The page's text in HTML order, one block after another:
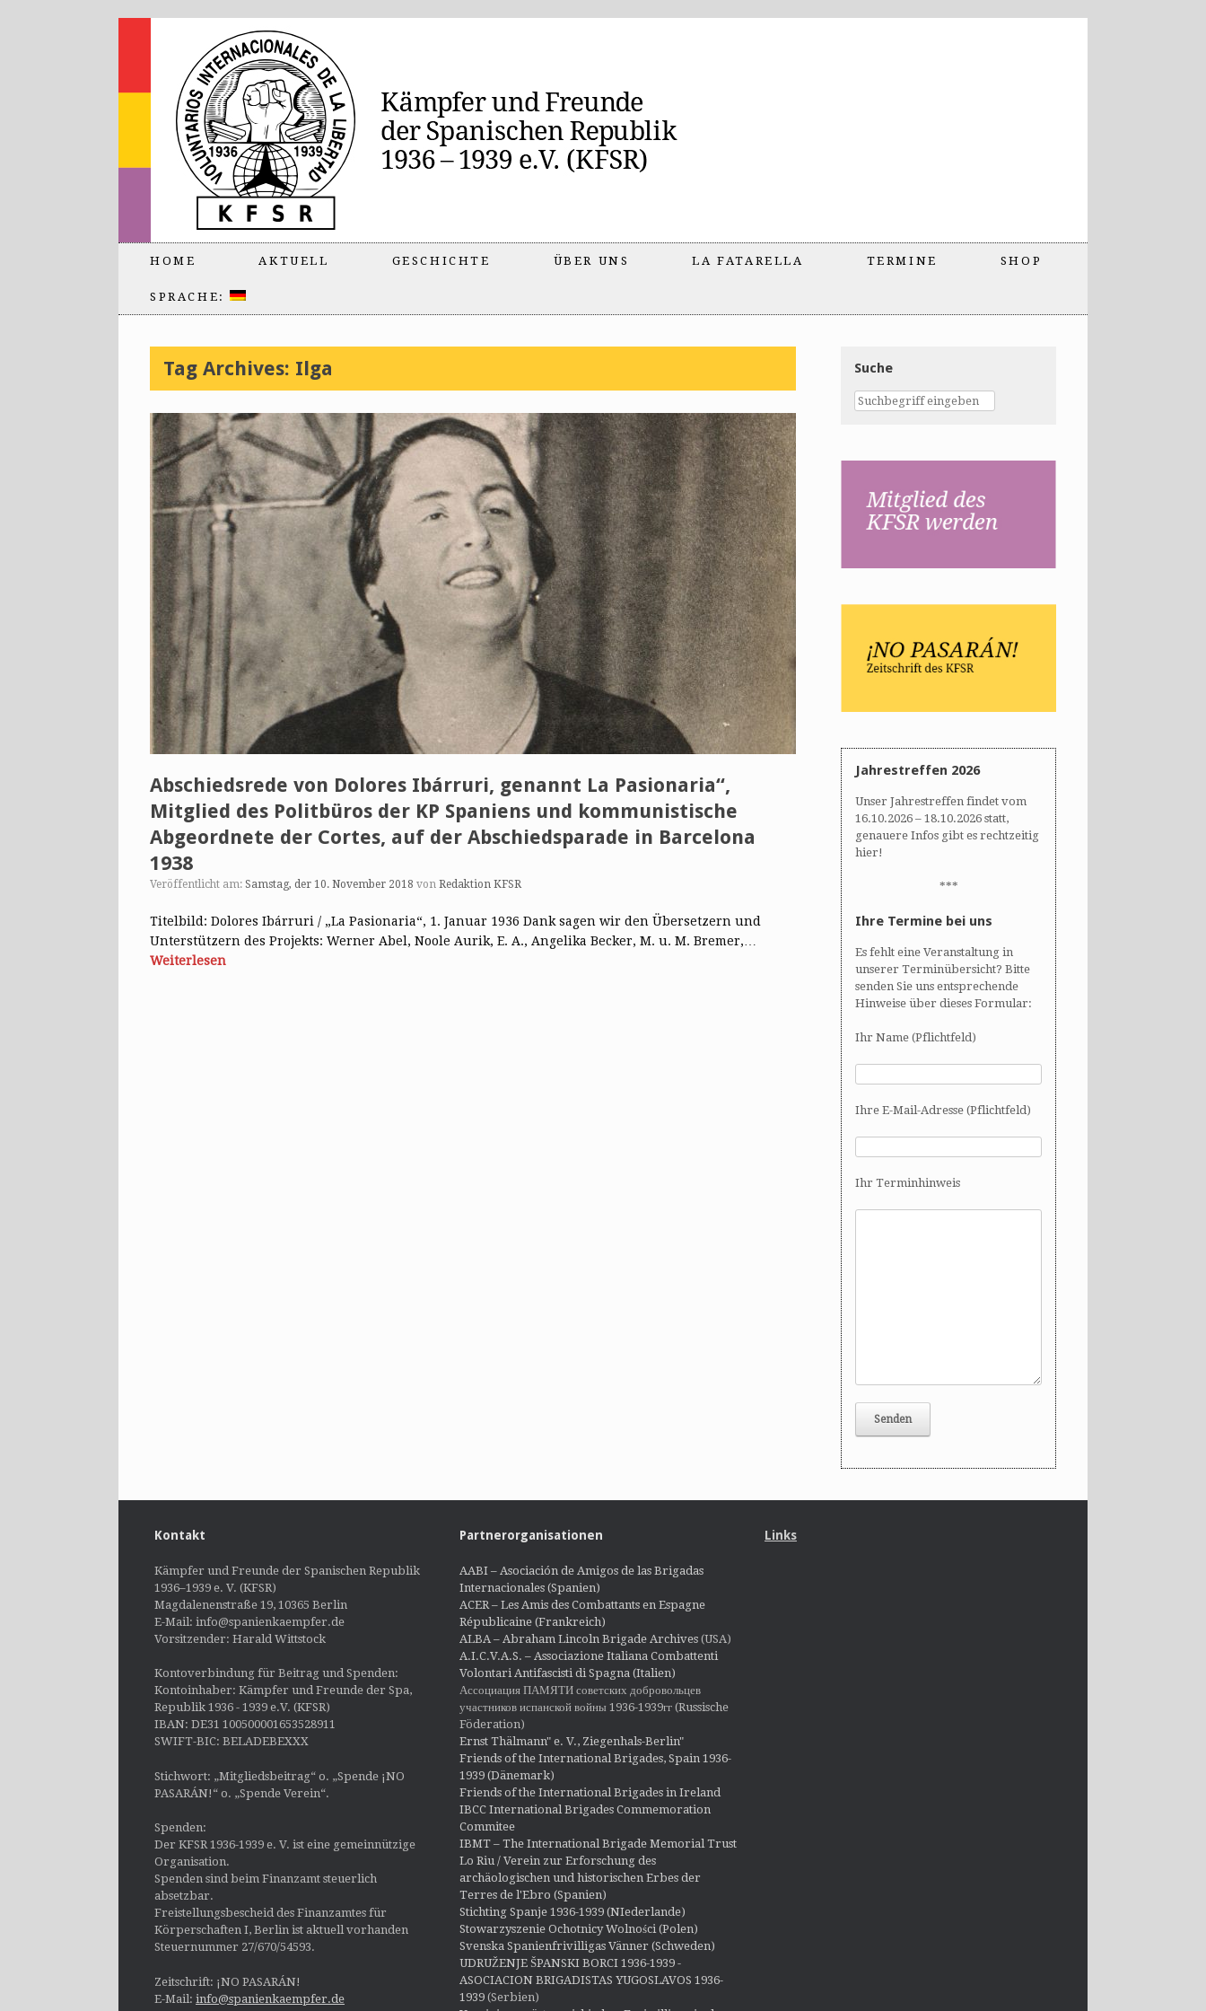
HOME AKTUELL GESCHICHTE ÜBER UNS LA FATARELLA TERMINE SHOP
SPRACHE:
Tag Archives: Ilga
Abschiedsrede von Dolores Ibárruri, genannt La Pasionaria“,
Mitglied des Politbüros der KP Spaniens und kommunistische
Abgeordnete der Cortes, auf der Abschiedsparade in Barcelona
1938
Veröffentlicht am: Samstag, der 10. November 2018 von Redaktion KFSR
Titelbild: Dolores Ibárruri / „La Pasionaria“, 1. Januar 1936 Dank sagen wir den Übersetzern und
Unterstützern des Projekts: Werner Abel, Noole Aurik, E. A., Angelika Becker, M. u. M. Bremer,…
Weiterlesen
Suche
Jahrestreffen 2026
Unser Jahrestreffen findet vom
16.10.2026 – 18.10.2026 statt,
genauere Infos gibt es rechtzeitig
hier!
***
Ihre Termine bei uns
Es fehlt eine Veranstaltung in
unserer Terminübersicht? Bitte
senden Sie uns entsprechende
Hinweise über dieses Formular:
Ihr Name (Pflichtfeld)
Ihre E-Mail-Adresse (Pflichtfeld)
Ihr Terminhinweis
Kontakt
Kämpfer und Freunde der Spanischen Republik
1936–1939 e. V. (KFSR)
Magdalenenstraße 19, 10365 Berlin
E-Mail: info@spanienkaempfer.de
Vorsitzender: Harald Wittstock
Kontoverbindung für Beitrag und Spenden:
Kontoinhaber: Kämpfer und Freunde der Spa,
Republik 1936 - 1939 e.V. (KFSR)
IBAN: DE31 100500001653528911
SWIFT-BIC: BELADEBEXXX
Stichwort: „Mitgliedsbeitrag“ o. „Spende ¡NO
PASARÁN!“ o. „Spende Verein“.
Spenden:
Der KFSR 1936-1939 e. V. ist eine gemeinnützige
Organisation.
Spenden sind beim Finanzamt steuerlich
absetzbar.
Freistellungsbescheid des Finanzamtes für
Körperschaften I, Berlin ist aktuell vorhanden
Steuernummer 27/670/54593.
Zeitschrift: ¡NO PASARÁN!
E-Mail: info@spanienkaempfer.de
Partnerorganisationen
AABI – Asociación de Amigos de las Brigadas
Internacionales (Spanien)
ACER – Les Amis des Combattants en Espagne
Républicaine (Frankreich)
ALBA – Abraham Lincoln Brigade Archives(USA)
A.I.C.V.A.S. – Associazione Italiana Combattenti
Volontari Antifascisti di Spagna (Italien)
Ассоциация ПАМЯТИ советских добровольцев
участников испанской войны 1936-1939гг (Russische
Föderation)
Ernst Thälmann" e. V., Ziegenhals-Berlin"
Friends of the International Brigades, Spain 1936-
1939 (Dänemark)
Friends of the International Brigades in Ireland
IBCC International Brigades Commemoration
Commitee
IBMT – The International Brigade Memorial Trust
Lo Riu / Verein zur Erforschung des
archäologischen und historischen Erbes der
Terres de l'Ebro (Spanien)
Stichting Spanje 1936-1939 (NIederlande)
Stowarzyszenie Ochotnicy Wolności (Polen)
Svenska Spanienfrivilligas Vänner (Schweden)
UDRUŽENJE ŠPANSKI BORCI 1936-1939 -
ASOCIACION BRIGADISTAS YUGOSLAVOS 1936-
1939(Serbien)
Links